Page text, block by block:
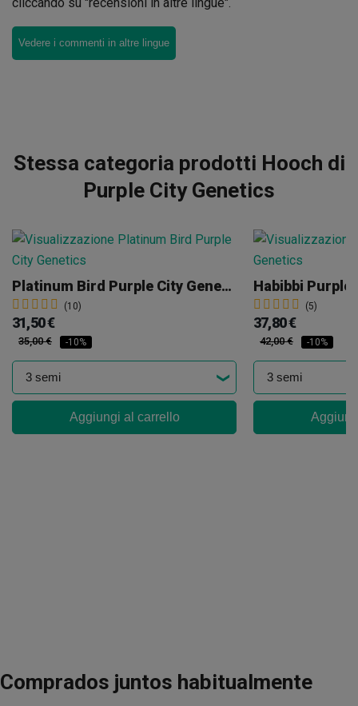
Vedere i commenti in altre lingue
Stessa categoria prodotti Hooch di
Purple City Genetics
Platinum Bird Purple City Genetics
(10)
31,50 €
35,00 € -10%
Aggiungi al carrello
Habibbi Purple
(5)
37,80 €
42,00 € -10%
Comprados juntos habitualmente